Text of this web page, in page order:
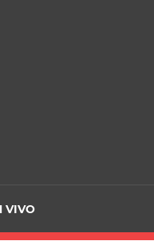
VIVO